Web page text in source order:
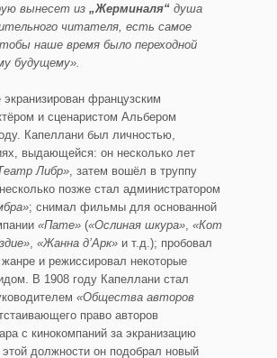
вынесет из „Жерминаля“ душа
читателя, есть самое
наше время было переходной
будущему».
французским
и сценаристом Альбером
Капеллани был личностью,
выдающейся: он несколько лет
Либр», затем вошёл в труппу
позже стал администратором
»; снимал фильмы для основанной
«Пате» («Ослиная шкура», «Кот
, «Жанна д’Арк» и т.д.); пробовал
и режиссировал некоторые
В 1908 году Капеллани стал
«Общества авторов
право авторов
с кинокомпаний за экранизацию
должности он подобрал новый